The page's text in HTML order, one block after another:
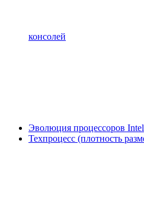
консолей
Эволюция процессоров Intel
Техпроцесс (плотность